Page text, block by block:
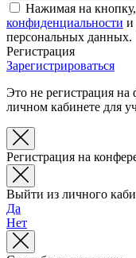
Нажимая на
конфиденциальности и
персональных данных.
Регистрация
Зарегистрироваться
Это не регистрация на
личном кабинете для
Регистрация на
Выйти из личного
Да
Нет